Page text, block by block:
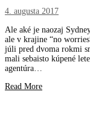
4. augusta 2017
Ale aké je naozaj
ale v krajine “no
júli pred dvoma rokmi
mali sebaisto kúpené
agentúra…
Read More